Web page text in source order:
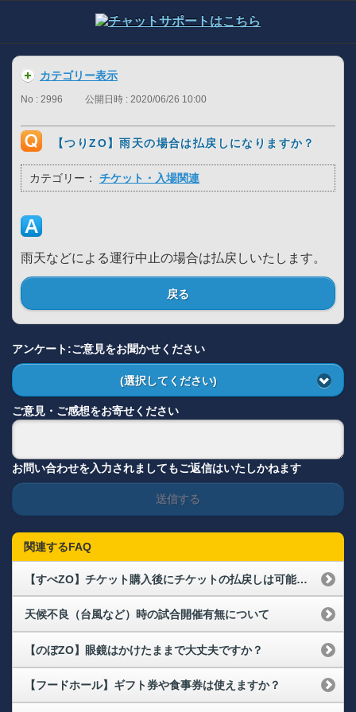
カテゴリー表示
No : 2996 公開日時 : 2020/06/26 10:00
【つりZO】雨天の場合は払戻しになりますか？
カテゴリー： チケット・入場関連
雨天などによる運行中止の場合は払戻しいたします。
戻る
アンケート:ご意見をお聞かせください
(選択してください)
ご意見・ご感想をお寄せください
お問い合わせを入力されましてもご返信はいたしかねます
送信する
関連するFAQ
【すべZO】チケット購入後にチケットの払戻しは可能ですか？(※現地で怖くなった場合も含む)
天候不良（台風など）時の試合開催有無について
【のぼZO】眼鏡はかけたままで大丈夫ですか？
【フードホール】ギフト券や食事券は使えますか？